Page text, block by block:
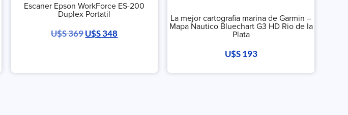
Escaner Epson WorkForce ES-200
Duplex Portatil
U$S369U$S348
La mejor cartografia marina de Garmin –
Mapa Nautico Bluechart G3 HD Rio de la
Plata
U$S193